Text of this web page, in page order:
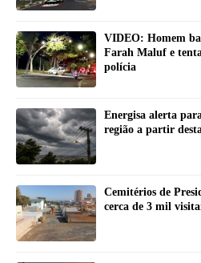
VIDEO: Homem
Farah Maluf e
polícia
Energisa alerta
região a partir
Cemitérios de
cerca de 3 mil